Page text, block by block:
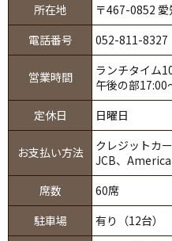
所在地
〒467-0852
電話番号
052-811-8327
営業時間
ランチタイム
午後の部17:00
定休日
日曜日
お支払い方法
クレジットカ
JCB、
席数
60席
駐車場
有り（12台）